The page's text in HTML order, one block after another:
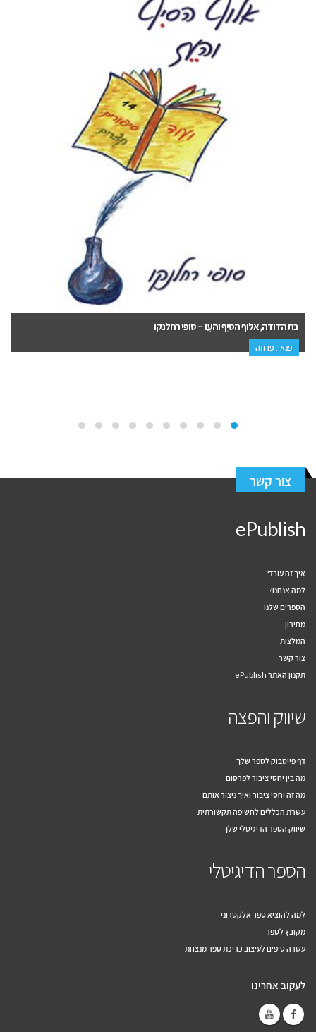
וידויו של חשפן – טל ליפשין
עיון, אירוטיקה, הדרכה ופנאי
צור קשר
ePublish
איך זה עובד?
למה אנחנו?
הספרים שלנו
מחירון
המלצות
צור קשר
תקנון האתר ePublish
שיווק והפצה
דף פייסבוק לספר שלך
מה בין יחסי ציבור לפרסום
מה זה יחסי ציבור ואיך ניצור אותם
עשרת הכללים לחשיפה תקשורתית
שיווק הספר הדיגיטלי שלך
הספר הדיגיטלי
למה להוציא ספר אלקטרוני
מקובץ לספר
עשרה טיפים לעיצוב כריכת ספר מנצחת
לעקוב אחרינו